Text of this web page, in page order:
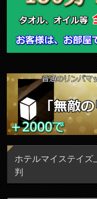
ホテルマイステイズ
判